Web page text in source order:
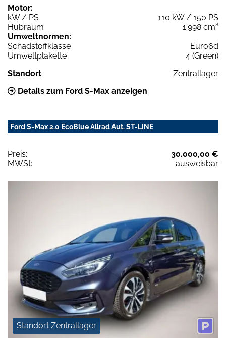
Motor:
kW / PS
110 kW / 150 PS
Hubraum
1.998 cm³
Umweltnormen:
Schadstoffklasse
Euro6d
Umweltplakette
4 (Green)
Standort
Zentrallager
Details zum Ford S-Max anzeigen
Ford S-Max 2.0 EcoBlue Allrad Aut. ST-LINE
Preis:
30.000,00 €
MWSt:
ausweisbar
Standort Zentrallager